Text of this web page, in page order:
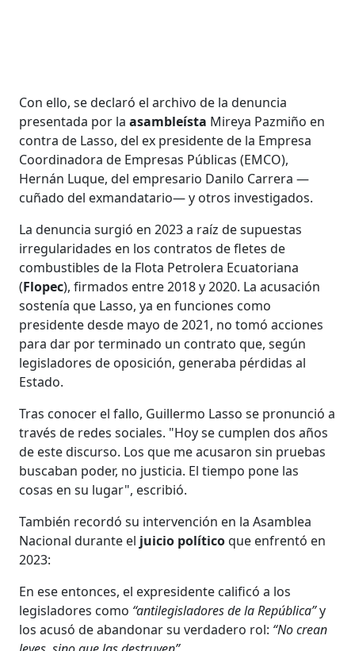
Con ello, se declaró el archivo de la denuncia
presentada por laasambleísta Mireya Pazmiño en
contra de Lasso, del ex presidente de la Empresa
Coordinadora de Empresas Públicas (EMCO),
Hernán Luque, del empresario Danilo Carrera —
cuñado del exmandatario— y otros investigados.
La denuncia surgió en 2023 a raíz de supuestas
irregularidades en los contratos de fletes de
combustibles de la Flota Petrolera Ecuatoriana
(Flopec), firmados entre 2018 y 2020. La acusación
sostenía que Lasso, ya en funciones como
presidente desde mayo de 2021, no tomó acciones
para dar por terminado un contrato que, según
legisladores de oposición, generaba pérdidas al
Estado.
Tras conocer el fallo, Guillermo Lasso se pronunció a
través de redes sociales. "Hoy se cumplen dos años
de este discurso. Los que me acusaron sin pruebas
buscaban poder, no justicia. El tiempo pone las
cosas en su lugar", escribió.
También recordó su intervención en la Asamblea
Nacional durante el juicio políticoque enfrentó en
2023:
En ese entonces, el expresidente calificó a los
legisladores como “antilegisladores de la República”y
los acusó de abandonar su verdadero rol: “No crean